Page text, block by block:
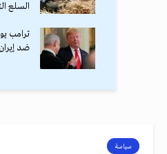
السلع
ترامب
ضد إيران
سياسة